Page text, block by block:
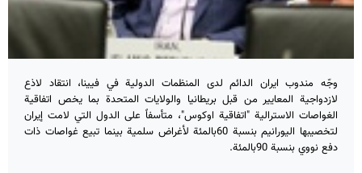
وجّه مندوب ايران الدائم لدى المنظمات الدولية في فيينا، انتقاد لاذع
لازدواجية المعايير من قبل بريطانيا والولايات المتحدة بما يخص اتفاقية
الغواصات الاسترالية "اتفاقية اوكوس"، متأسفاً على الدول التي لامت إيران
لتخصيبها اليورانيم بنسبة 60بالمئة لأغراض سلمية بينما تبيع غواصات ذات
دفع نووي بنسبة 90بالمئة.